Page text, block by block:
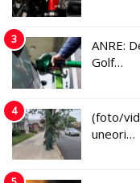
3
ANRE:
Golf…
4
(foto/
uneori…